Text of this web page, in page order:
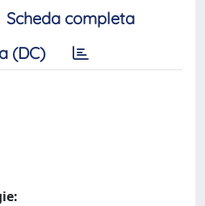
Scheda completa
(DC)